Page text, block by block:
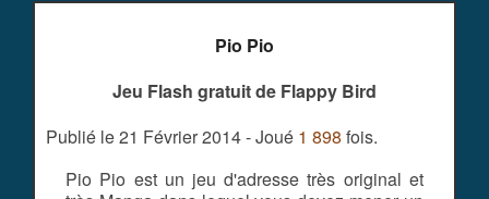
Pio Pio
Jeu Flash gratuit de Flappy Bird
Publié le 21 Février 2014 - Joué 1 898 fois.
Pio Pio est un jeu d'adresse très original et